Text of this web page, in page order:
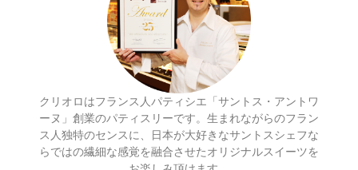
クリオロはフランス人パティシエ「サントス・アントワ
ーヌ」創業のパティスリーです。生まれながらのフラン
ス人独特のセンスに、日本が大好きなサントスシェフな
らではの繊細な感覚を融合させたオリジナルスイーツを